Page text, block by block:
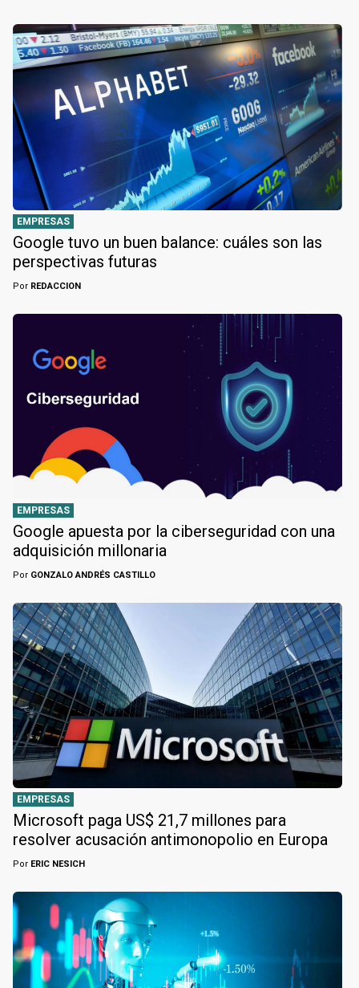
EMPRESAS
Google tuvo un buen balance: cuáles son las
perspectivas futuras
Por REDACCION
EMPRESAS
Google apuesta por la ciberseguridad con una
adquisición millonaria
Por GONZALO ANDRÉS CASTILLO
EMPRESAS
Microsoft paga US$ 21,7 millones para
resolver acusación antimonopolio en Europa
Por ERIC NESICH